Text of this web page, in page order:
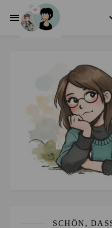
SCHÖN,